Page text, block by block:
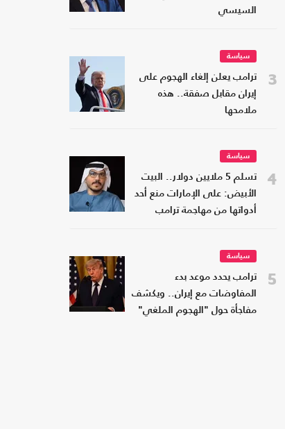
السيسي
3
سياسة
ترامب يعلن إلغاء الهجوم على
إيران مقابل صفقة.. هذه
ملامحها
4
سياسة
تسلم 5 ملايين دولار.. البيت
الأبيض: على الإمارات منع أحد
أدواتها من مهاجمة ترامب
5
سياسة
ترامب يحدد موعد بدء
المفاوضات مع إيران.. ويكشف
مفاجأة حول "الهجوم الملغي"